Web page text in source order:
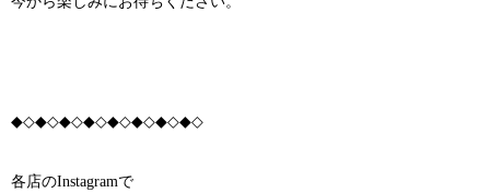
◆◇◆◇◆◇◆◇◆◇◆◇◆◇◆◇
各店のInstagramで